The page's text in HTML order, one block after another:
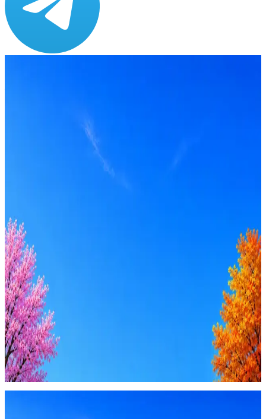
Оффер быстрее с Эйч
Будьте осторожны: если работодатель просит войти через
Google, iCloud или Госуслуги, прислать код или пароль,
запустить ПО или перевести деньги — это мошенники.
Жмите Пожаловаться